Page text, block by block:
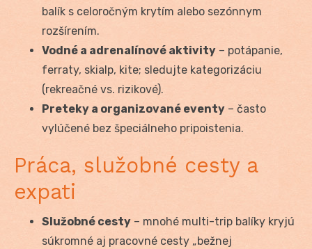
balík s celoročným krytím alebo sezónnym
rozšírením.
Vodné a adrenalínové aktivity – potápanie,
ferraty, skialp, kite; sledujte kategorizáciu
(rekreačné vs. rizikové).
Preteky a organizované eventy – často
vylúčené bez špeciálneho pripoistenia.
Práca, služobné cesty a
expati
Služobné cesty – mnohé multi-trip balíky kryjú
súkromné aj pracovné cesty „bežnej